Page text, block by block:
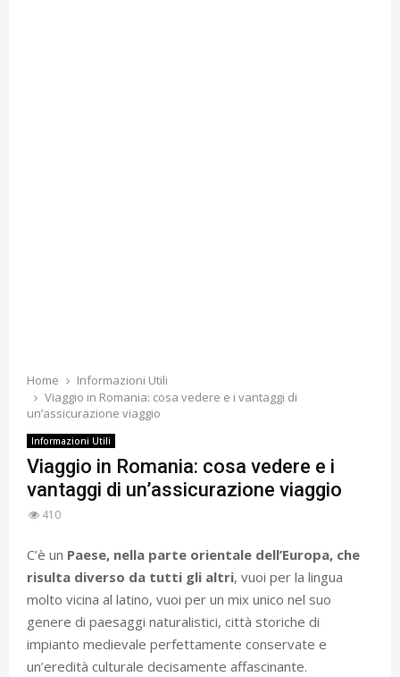
Home
Informazioni Utili
Viaggio in Romania: cosa vedere e i vantaggi di
un’assicurazione viaggio
Informazioni Utili
Viaggio in Romania: cosa vedere e i
vantaggi di un’assicurazione viaggio
410
C’è un Paese, nella parte orientale dell’Europa, che
risulta diverso da tutti gli altri, vuoi per la lingua
molto vicina al latino, vuoi per un mix unico nel suo
genere di paesaggi naturalistici, città storiche di
impianto medievale perfettamente conservate e
un’eredità culturale decisamente affascinante.